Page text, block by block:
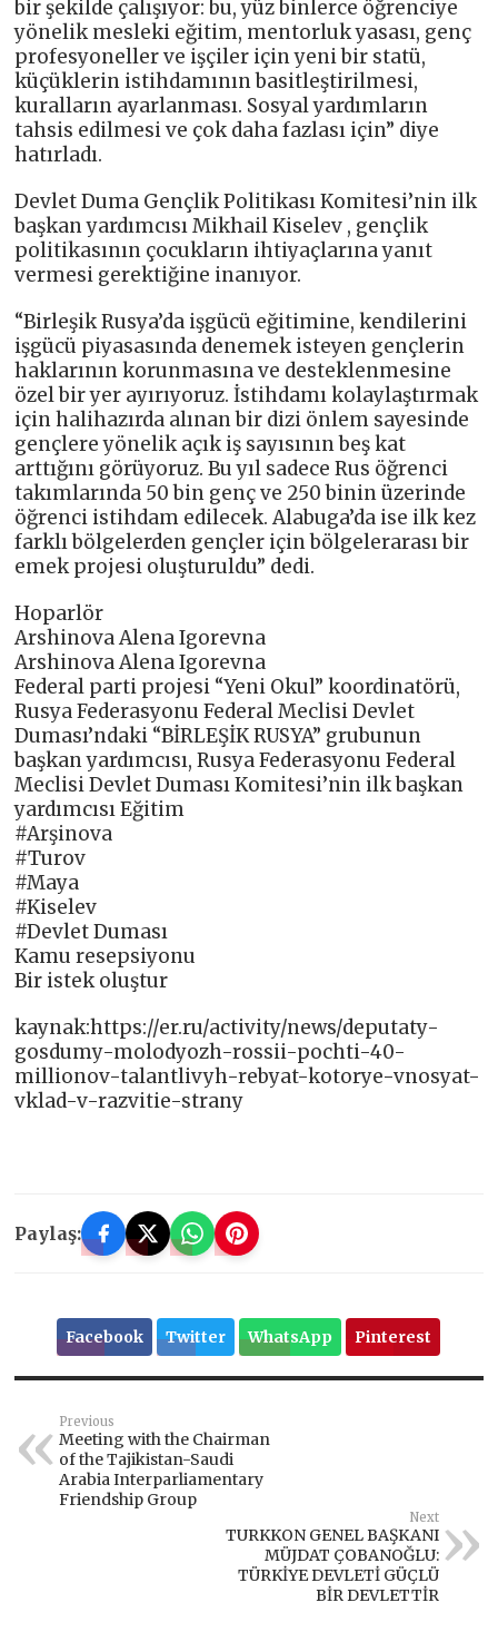
bir şekilde çalışıyor: bu, yüz binlerce öğrenciye
yönelik mesleki eğitim, mentorluk yasası, genç
profesyoneller ve işçiler için yeni bir statü,
küçüklerin istihdamının basitleştirilmesi,
kuralların ayarlanması. Sosyal yardımların
tahsis edilmesi ve çok daha fazlası için” diye
hatırladı.
Devlet Duma Gençlik Politikası Komitesi’nin ilk
başkan yardımcısı Mikhail Kiselev , gençlik
politikasının çocukların ihtiyaçlarına yanıt
vermesi gerektiğine inanıyor.
“Birleşik Rusya’da işgücü eğitimine, kendilerini
işgücü piyasasında denemek isteyen gençlerin
haklarının korunmasına ve desteklenmesine
özel bir yer ayırıyoruz. İstihdamı kolaylaştırmak
için halihazırda alınan bir dizi önlem sayesinde
gençlere yönelik açık iş sayısının beş kat
arttığını görüyoruz. Bu yıl sadece Rus öğrenci
takımlarında 50 bin genç ve 250 binin üzerinde
öğrenci istihdam edilecek. Alabuga’da ise ilk kez
farklı bölgelerden gençler için bölgelerarası bir
emek projesi oluşturuldu” dedi.
Hoparlör
Arshinova Alena Igorevna
Arshinova Alena Igorevna
Federal parti projesi “Yeni Okul” koordinatörü,
Rusya Federasyonu Federal Meclisi Devlet
Duması’ndaki “BİRLEŞİK RUSYA” grubunun
başkan yardımcısı, Rusya Federasyonu Federal
Meclisi Devlet Duması Komitesi’nin ilk başkan
yardımcısı Eğitim
#Arşinova
#Turov
#Maya
#Kiselev
#Devlet Duması
Kamu resepsiyonu
Bir istek oluştur
kaynak:https://er.ru/activity/news/deputaty-
gosdumy-molodyozh-rossii-pochti-40-
millionov-talantlivyh-rebyat-kotorye-vnosyat-
vklad-v-razvitie-strany
Paylaş:
Facebook Twitter WhatsApp Pinterest
Previous
Meeting with the Chairman
of the Tajikistan-Saudi
Arabia Interparliamentary
Friendship Group
Next
TURKKON GENEL BAŞKANI
MÜJDAT ÇOBANOĞLU:
TÜRKİYE DEVLETİ GÜÇLÜ
BİR DEVLETTİR